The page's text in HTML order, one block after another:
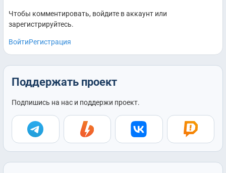
Чтобы комментировать, войдите в аккаунт или
зарегистрируйтесь.
ВойтиРегистрация
Поддержать проект
Подпишись на нас и поддержи проект.